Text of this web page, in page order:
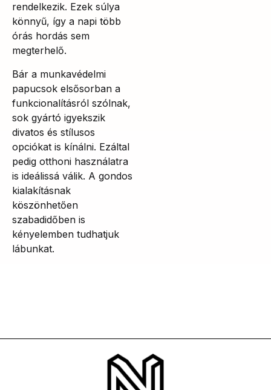
rendelkezik. Ezek súlya
könnyű, így a napi több
órás hordás sem
megterhelő.
Bár a munkavédelmi
papucsok elsősorban a
funkcionalításról szólnak,
sok gyártó igyekszik
divatos és stílusos
opciókat is kínálni. Ezáltal
pedig otthoni használatra
is ideálissá válik. A gondos
kialakításnak
köszönhetően
szabadidőben is
kényelemben tudhatjuk
lábunkat.